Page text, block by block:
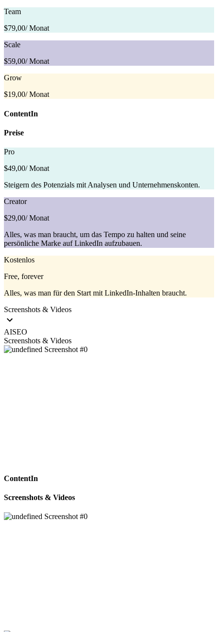
Team
$79,00/ Monat
Scale
$59,00/ Monat
Grow
$19,00/ Monat
ContentIn
Preise
Pro
$49,00/ Monat
Steigern des Potenzials mit Analysen und Unternehmenskonten.
Creator
$29,00/ Monat
Alles, was man braucht, um das Tempo zu halten und seine
persönliche Marke auf LinkedIn aufzubauen.
Kostenlos
Free, forever
Alles, was man für den Start mit LinkedIn-Inhalten braucht.
Screenshots & Videos
AISEO
Screenshots & Videos
ContentIn
Screenshots & Videos